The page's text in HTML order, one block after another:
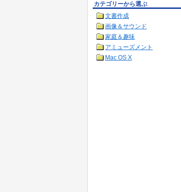
カテゴリーから選ぶ
文書作成
画像＆サウンド
家庭＆趣味
アミューズメント
Mac OS X